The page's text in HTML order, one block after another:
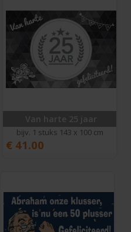
Van harte 25 jaar
bijv. 1 stuks 143 x 100 cm
€ 41.00